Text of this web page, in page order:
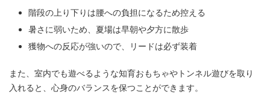
階段の上り下りは腰への負担になるため控える
暑さに弱いため、夏場は早朝や夕方に散歩
獲物への反応が強いので、リードは必ず装着
また、室内でも遊べるような知育おもちゃやトンネル遊びを取り
入れると、心身のバランスを保つことができます。